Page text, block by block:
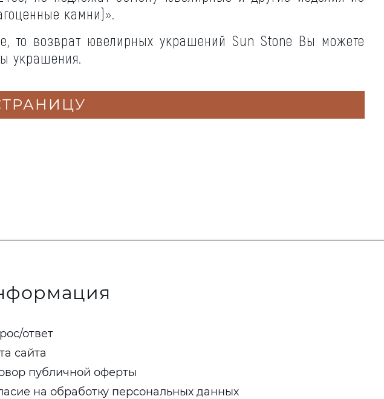
камни)».
то возврат ювелирных украшений Sun Stone Вы можете
украшения.
ответ
сайта
публичной оферты
на обработку персональных данных